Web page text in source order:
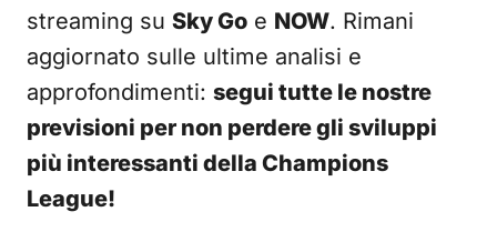
streaming su Sky Go e NOW. Rimani
aggiornato sulle ultime analisi e
approfondimenti: segui tutte le nostre
previsioni per non perdere gli sviluppi
più interessanti della Champions
League!